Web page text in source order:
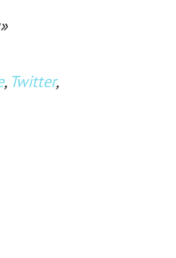
, Twitter,